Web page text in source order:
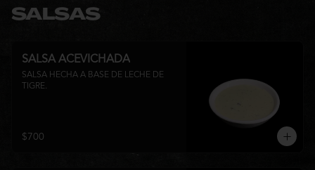
SALSAS
SALSA ACEVICHADA
SALSA HECHA A BASE DE LECHE DE
TIGRE.
$700